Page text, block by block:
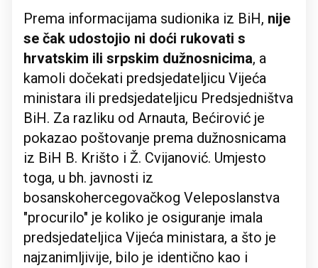
Prema informacijama sudionika iz BiH, nije
se čak udostojio ni doći rukovati s
hrvatskim ili srpskim dužnosnicima, a
kamoli dočekati predsjedateljicu Vijeća
ministara ili predsjedateljicu Predsjedništva
BiH. Za razliku od Arnauta, Bećirović je
pokazao poštovanje prema dužnosnicama
iz BiH B. Krišto i Ž. Cvijanović. Umjesto
toga, u bh. javnosti iz
bosanskohercegovačkog Veleposlanstva
"procurilo" je koliko je osiguranje imala
predsjedateljica Vijeća ministara, a što je
najzanimljivije, bilo je identično kao i